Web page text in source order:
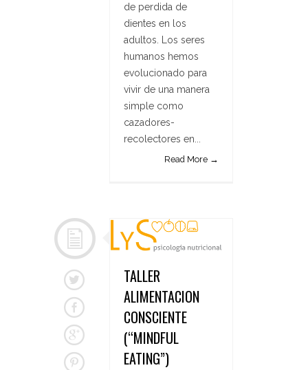
de perdida de
dientes en los
adultos. Los seres
humanos hemos
evolucionado para
vivir de una manera
simple como
cazadores-
recolectores en...
Read More →
TALLER
ALIMENTACION
CONSCIENTE
(“MINDFUL
EATING”)